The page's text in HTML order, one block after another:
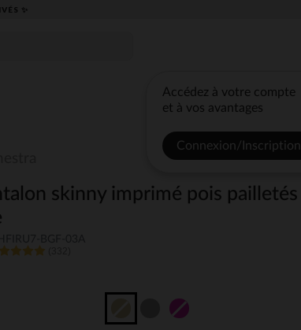
✨
Accédez à votre compte
et à vos avantages
Connexion/Inscription
skinny imprimé pois pailletés